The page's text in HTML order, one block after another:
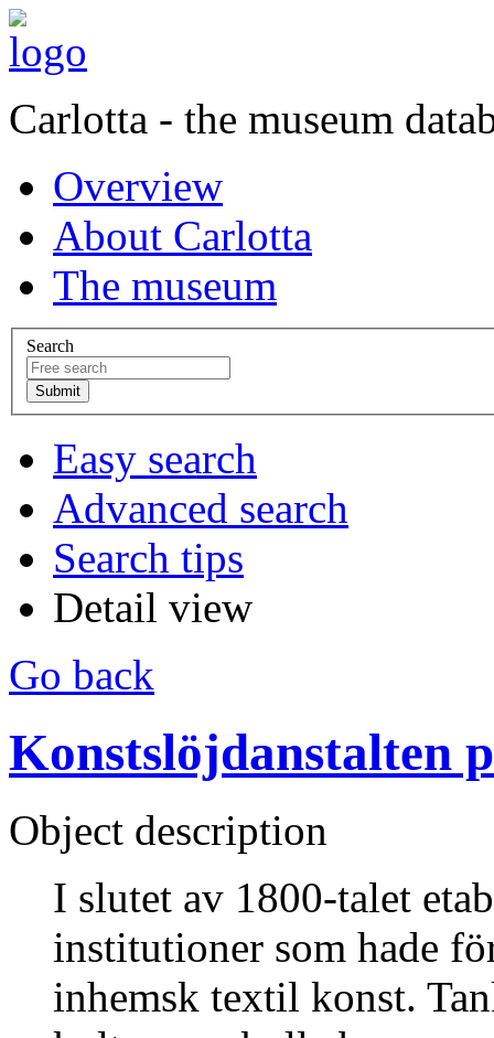
Carlotta - the museum
Overview
About Carlotta
The museum
Search
Easy search
Advanced search
Search tips
Detail view
Go back
Konstslöjdanstalten
Object description
I slutet av 1800-talet
institutioner som hade
inhemsk textil konst.